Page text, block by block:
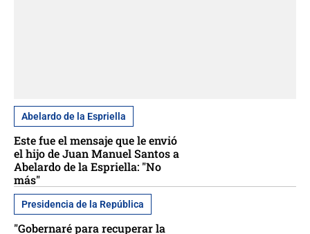
Abelardo de la Espriella
Este fue el mensaje que le envió
el hijo de Juan Manuel Santos a
Abelardo de la Espriella: "No
más"
Presidencia de la República
"Gobernaré para recuperar la